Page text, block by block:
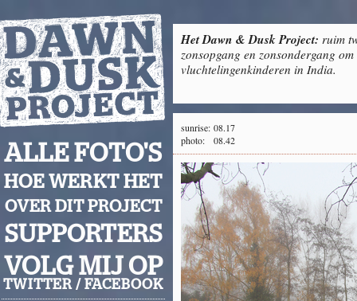
Het Dawn & Dusk Project: ruim
zonsopgang en zonsondergang
vluchtelingenkinderen in India.
ALLE FOTO'S
HOE WERKT HET
OVER DIT PROJECT
SUPPORTERS
VOLG MIJ OP
TWITTER / FACEBOOK
sunrise: 08.17
photo:
08.42